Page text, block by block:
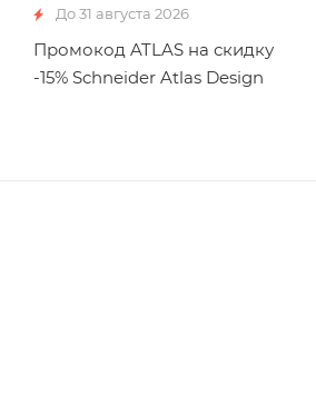
До 31 августа 2026
Промокод ATLAS на скидку
-15% Schneider Atlas Design